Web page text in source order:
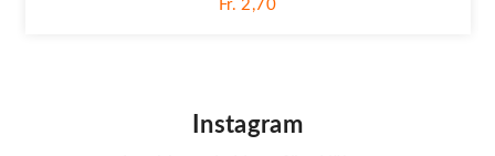
Fr. 2,70
Instagram